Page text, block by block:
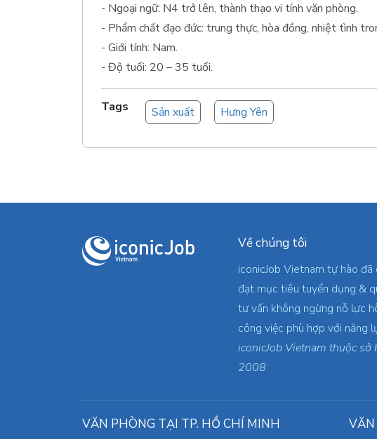
- Ngoại ngữ: N4 trở lên, thành thạo vi tính văn phòng.
- Phẩm chất đạo đức: trung thực, hòa đồng, nhiệt tình
- Giới tính: Nam.
- Độ tuổi: 20 – 35 tuổi.
Tags Sản xuất Hưng Yên
Về chúng tôi
iconicJob Vietnam tự hào
đạt mục tiêu tuyển dụng &
tư vấn không ngừng nỗ lực
công việc phù hợp với năng
iconicJob Vietnam thuộc
2008
VĂN PHÒNG TẠI TP. HỒ CHÍ MINH